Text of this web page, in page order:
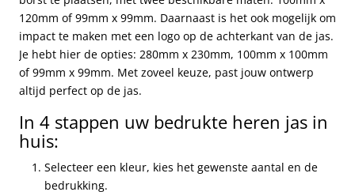
120mm of 99mm x 99mm. Daarnaast is het ook mogelijk om
impact te maken met een logo op de achterkant van de jas.
Je hebt hier de opties: 280mm x 230mm, 100mm x 100mm
of 99mm x 99mm. Met zoveel keuze, past jouw ontwerp
altijd perfect op de jas.
In 4 stappen uw bedrukte heren jas in
huis:
Selecteer een kleur, kies het gewenste aantal en de
bedrukking.